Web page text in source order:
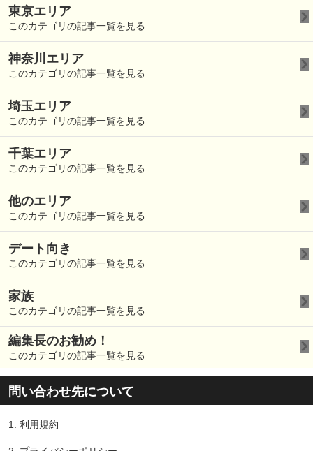
東京エリア
このカテゴリの記事一覧を見る
神奈川エリア
このカテゴリの記事一覧を見る
埼玉エリア
このカテゴリの記事一覧を見る
千葉エリア
このカテゴリの記事一覧を見る
他のエリア
このカテゴリの記事一覧を見る
デート向き
このカテゴリの記事一覧を見る
家族
このカテゴリの記事一覧を見る
編集長のお勧め！
このカテゴリの記事一覧を見る
問い合わせ先について
1. 利用規約